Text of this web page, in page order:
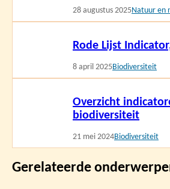
28 augustus 2025Natuur en
Rode Lijst
8 april 2025Biodiversiteit
Overzicht
biodiversiteit
21 mei 2024Biodiversiteit
Gerelateerde